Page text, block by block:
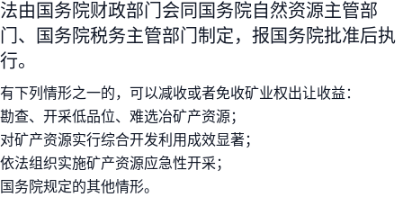
法由国务院财政部门会同国务院自然资源主管部
门、国务院税务主管部门制定，报国务院批准后执
行。
有下列情形之一的，可以减收或者免收矿业权出让收益：
勘查、开采低品位、难选冶矿产资源；
对矿产资源实行综合开发利用成效显著；
依法组织实施矿产资源应急性开采；
国务院规定的其他情形。